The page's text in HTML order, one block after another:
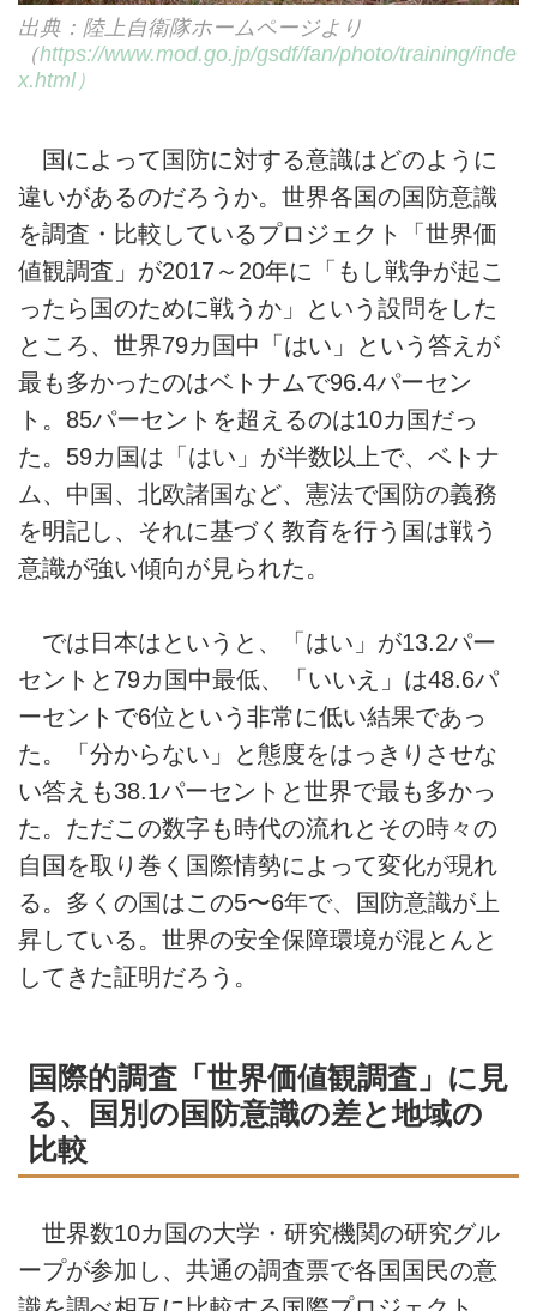
出典：陸上自衛隊ホームページより
（https://www.mod.go.jp/gsdf/fan/photo/training/inde
x.html）
国によって国防に対する意識はどのように
違いがあるのだろうか。世界各国の国防意識
を調査・比較しているプロジェクト「世界価
値観調査」が2017～20年に「もし戦争が起こ
ったら国のために戦うか」という設問をした
ところ、世界79カ国中「はい」という答えが
最も多かったのはベトナムで96.4パーセン
ト。85パーセントを超えるのは10カ国だっ
た。59カ国は「はい」が半数以上で、ベトナ
ム、中国、北欧諸国など、憲法で国防の義務
を明記し、それに基づく教育を行う国は戦う
意識が強い傾向が見られた。
では日本はというと、「はい」が13.2パー
セントと79カ国中最低、「いいえ」は48.6パ
ーセントで6位という非常に低い結果であっ
た。「分からない」と態度をはっきりさせな
い答えも38.1パーセントと世界で最も多かっ
た。ただこの数字も時代の流れとその時々の
自国を取り巻く国際情勢によって変化が現れ
る。多くの国はこの5〜6年で、国防意識が上
昇している。世界の安全保障環境が混とんと
してきた証明だろう。
国際的調査「世界価値観調査」に見
る、国別の国防意識の差と地域の
比較
世界数10カ国の大学・研究機関の研究グル
ープが参加し、共通の調査票で各国国民の意